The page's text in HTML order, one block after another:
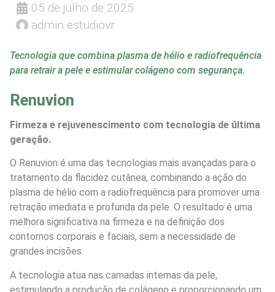
05 de julho de 2025
admin.estudiovr
Tecnologia que combina plasma de hélio e radiofrequência
para retrair a pele e estimular colágeno com segurança.
Renuvion
Firmeza e rejuvenescimento com tecnologia de última
geração.
O Renuvion é uma das tecnologias mais avançadas para o
tratamento da flacidez cutânea, combinando a ação do
plasma de hélio com a radiofrequência para promover uma
retração imediata e profunda da pele. O resultado é uma
melhora significativa na firmeza e na definição dos
contornos corporais e faciais, sem a necessidade de
grandes incisões.
A tecnologia atua nas camadas internas da pele,